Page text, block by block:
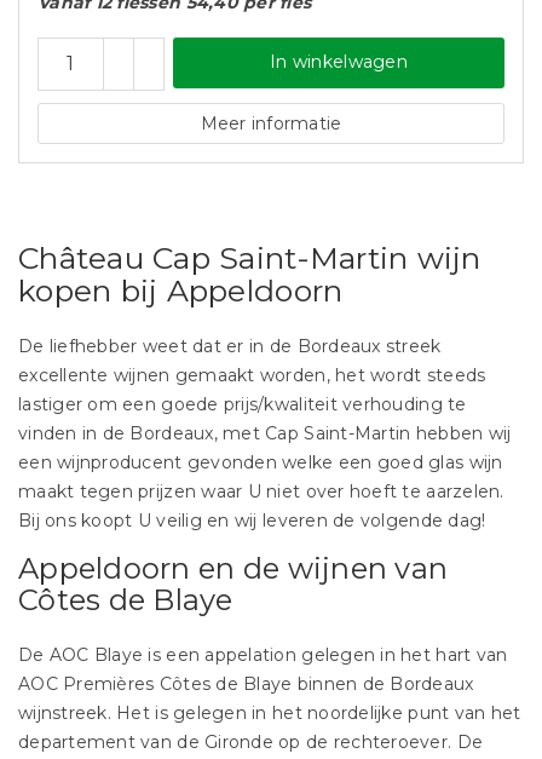
In winkelwagen
Meer informatie
Château Cap Saint-Martin wijn
kopen bij Appeldoorn
De liefhebber weet dat er in de Bordeaux streek
excellente wijnen gemaakt worden, het wordt steeds
lastiger om een goede prijs/kwaliteit verhouding te
vinden in de Bordeaux, met Cap Saint-Martin hebben wij
een wijnproducent gevonden welke een goed glas wijn
maakt tegen prijzen waar U niet over hoeft te aarzelen.
Bij ons koopt U veilig en wij leveren de volgende dag!
Appeldoorn en de wijnen van
Côtes de Blaye
De AOC Blaye is een appelation gelegen in het hart van
AOC Premières Côtes de Blaye binnen de Bordeaux
wijnstreek. Het is gelegen in het noordelijke punt van het
departement van de Gironde op de rechteroever. De